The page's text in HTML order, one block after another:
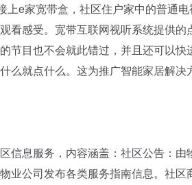
e家宽带盒，社区住户家中的普通
看感受。宽带互联网视听系统提供的
节目也不会就此错过，并且还可以快
么就点什么。这为推广智能家居解决
息服务，内容涵盖：社区公告：由
业公司发布各类服务指南信息。社区